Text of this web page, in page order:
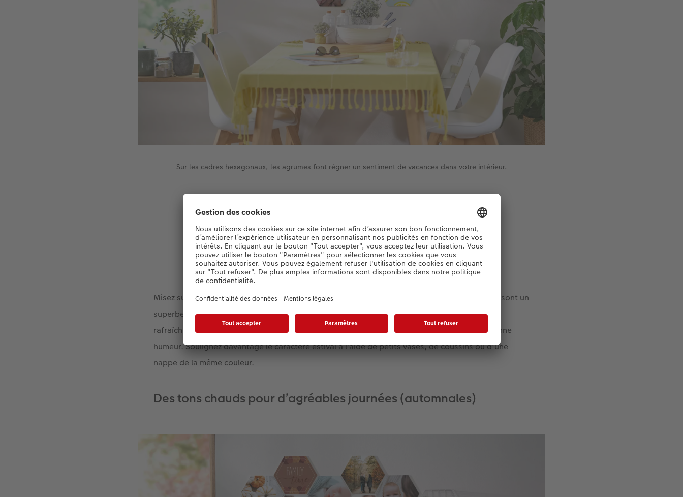
Sur les cadres hexagonaux, les agrumes font régner un sentiment de vacances dans votre intérieur.
Créez vos hexxas directement.
Créez maintenant
Misez sur des fruits appétissants : les citrons créeront par exemple une ambiance estivale et sont un
superbe élément décoratif. Ils évoquent les pays du sud de l’Europe et un verre de limonade
rafraîchissante. Associez le jaune des agrumes à du bleu ou du blanc pour véhiculer de la bonne
humeur. Soulignez davantage le caractère estival à l’aide de petits vases, de coussins ou d’une
nappe de la même couleur.
Des tons chauds pour d’agréables journées (automnales)